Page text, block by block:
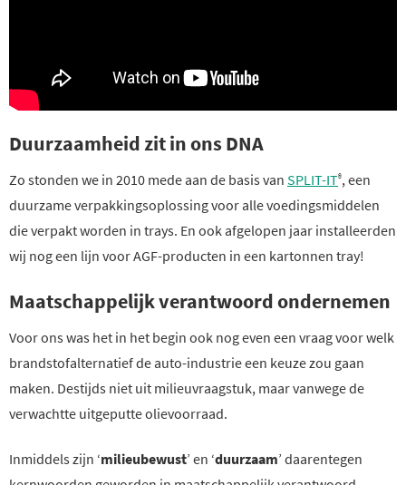
Duurzaamheid zit in ons DNA
Zo stonden we in 2010 mede aan de basis van SPLIT-IT®, een
duurzame verpakkingsoplossing voor alle voedingsmiddelen
die verpakt worden in trays. En ook afgelopen jaar installeerden
wij nog een lijn voor AGF-producten in een kartonnen tray!
Maatschappelijk verantwoord ondernemen
Voor ons was het in het begin ook nog even een vraag voor welk
brandstofalternatief de auto-industrie een keuze zou gaan
maken. Destijds niet uit milieuvraagstuk, maar vanwege de
verwachtte uitgeputte olievoorraad.
Inmiddels zijn ‘milieubewust’ en ‘duurzaam’ daarentegen